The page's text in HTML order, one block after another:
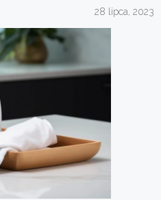
28 lipca, 2023